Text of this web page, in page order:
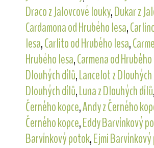
Draco z Jalovcové louky,Dukar z
Cardamona od Hrubého lesa,
lesa,Carlito od Hrubého lesa,
Hrubého lesa,Carmena od
Dlouhých dílů,Lancelot z
Dlouhých dílů,Luna z Dlouhých dílů,
Černého kopce,Andy z Černého
Černého kopce,Eddy Barvínkový
Barvínkový potok,Ejmi